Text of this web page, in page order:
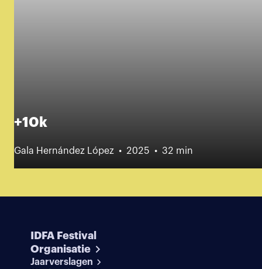
+10k
Gala Hernández López 2025 32 min
IDFA Festival
Organisatie
Jaarverslagen